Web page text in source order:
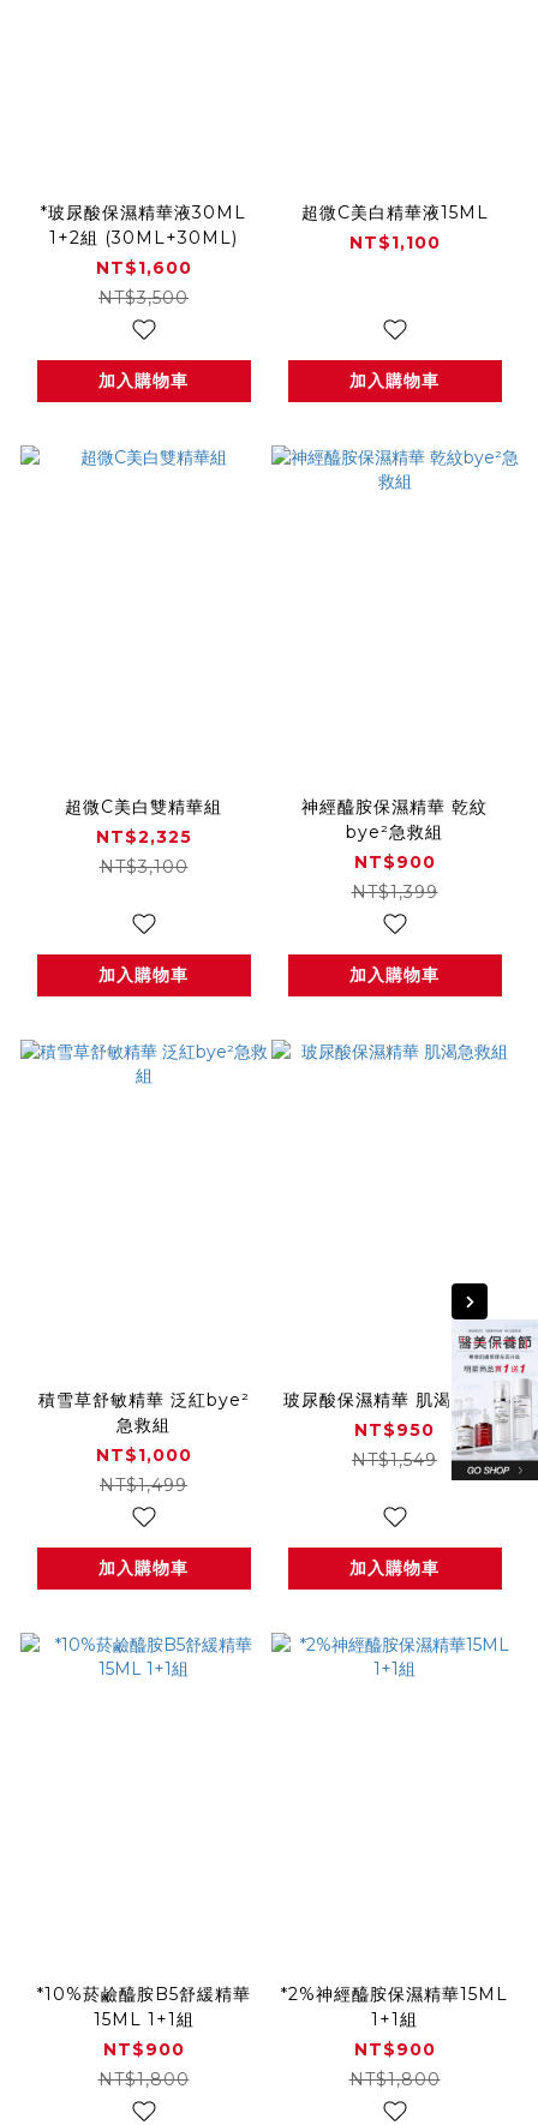
*玻尿酸保濕精華液30ML
1+2組 (30ML+30ML)
NT$1,600
NT$3,500
加入購物車
超微C美白精華液15ML
NT$1,100
加入購物車
超微C美白雙精華組
NT$2,325
NT$3,100
加入購物車
神經醯胺保濕精華 乾紋
bye²急救組
NT$900
NT$1,399
加入購物車
積雪草舒敏精華 泛紅bye²
急救組
NT$1,000
NT$1,499
加入購物車
玻尿酸保濕精華 肌渴急救組
NT$950
NT$1,549
加入購物車
*10%菸鹼醯胺B5舒緩精華
15ML 1+1組
NT$900
NT$1,800
*2%神經醯胺保濕精華15ML
1+1組
NT$900
NT$1,800